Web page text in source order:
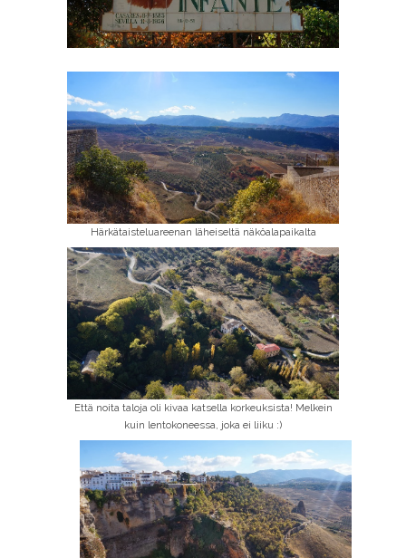
Härkätaisteluareenan läheiseltä näköalapaikalta
Että noita taloja oli kivaa katsella korkeuksista! Melkein
kuin lentokoneessa, joka ei liiku :)